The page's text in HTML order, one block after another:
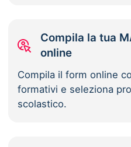
Compila la tua
online
Compila il form online
formativi e seleziona
scolastico.